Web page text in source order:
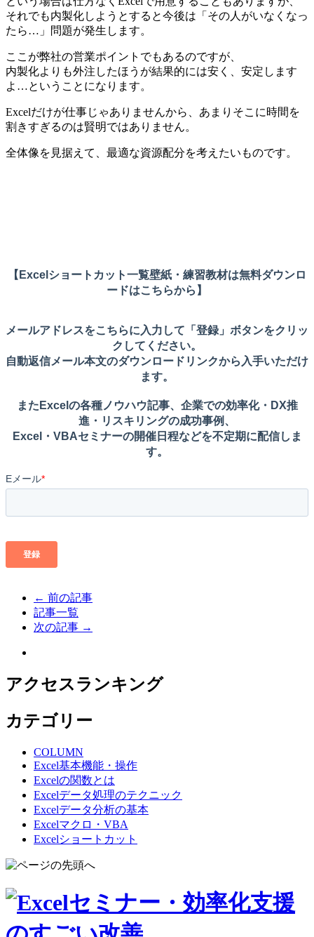
それでも内製化しようとすると今後は「その人がいなくなっ
たら…」問題が発生します。
ここが弊社の営業ポイントでもあるのですが、
内製化よりも外注したほうが結果的には安く、安定します
よ…ということになります。
Excelだけが仕事じゃありませんから、あまりそこに時間を
割きすぎるのは賢明ではありません。
全体像を見据えて、最適な資源配分を考えたいものです。
← 前の記事
記事一覧
次の記事 →
アクセスランキング
カテゴリー
COLUMN
Excel基本機能・操作
Excelの関数とは
Excelデータ処理のテクニック
Excelデータ分析の基本
Excelマクロ・VBA
Excelショートカット